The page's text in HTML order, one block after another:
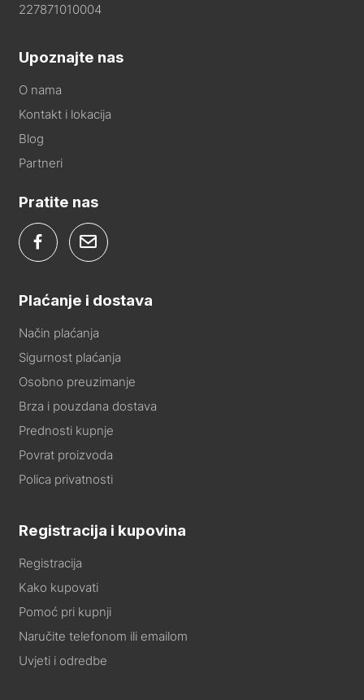
227871010004
Upoznajte nas
O nama
Kontakt i lokacija
Blog
Partneri
Pratite nas
Plaćanje i dostava
Način plaćanja
Sigurnost plaćanja
Osobno preuzimanje
Brza i pouzdana dostava
Prednosti kupnje
Povrat proizvoda
Polica privatnosti
Registracija i kupovina
Registracija
Kako kupovati
Pomoć pri kupnji
Naručite telefonom ili emailom
Uvjeti i odredbe